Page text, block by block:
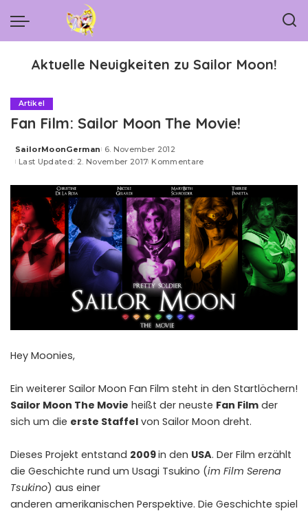
Aktuelle Neuigkeiten zu Sailor Moon!
Artikel
Fan Film: Sailor Moon The Movie!
Posted
by
SailorMoonGerman 6. November 2012
Last Updated: 2. November 2017 Kommentare
Hey Moonies,
Ein weiterer Sailor Moon Fan Film steht in den Startlöchern!
Sailor Moon The Movie heißt der neuste Fan Film der
sich um die erste Staffel von Sailor Moon dreht.
Dieses Projekt entstand 2009in den USA. Der Film erzählt
die Geschichte rund um Usagi Tsukino (im Film Serena
Tsukino) aus einer
anderen amerikanischen Perspektive. Die Geschichte spiel